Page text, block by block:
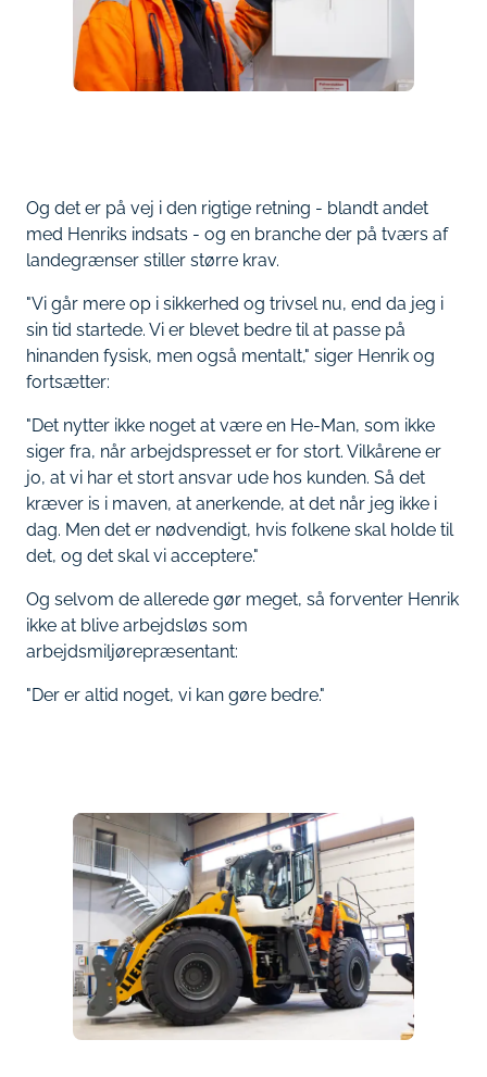
Og det er på vej i den rigtige retning - blandt andet
med Henriks indsats - og en branche der på tværs af
landegrænser stiller større krav.
"Vi går mere op i sikkerhed og trivsel nu, end da jeg i
sin tid startede. Vi er blevet bedre til at passe på
hinanden fysisk, men også mentalt," siger Henrik og
fortsætter:
"Det nytter ikke noget at være en He-Man, som ikke
siger fra, når arbejdspresset er for stort. Vilkårene er
jo, at vi har et stort ansvar ude hos kunden. Så det
kræver is i maven, at anerkende, at det når jeg ikke i
dag. Men det er nødvendigt, hvis folkene skal holde til
det, og det skal vi acceptere."
Og selvom de allerede gør meget, så forventer Henrik
ikke at blive arbejdsløs som
arbejdsmiljørepræsentant:
"Der er altid noget, vi kan gøre bedre."